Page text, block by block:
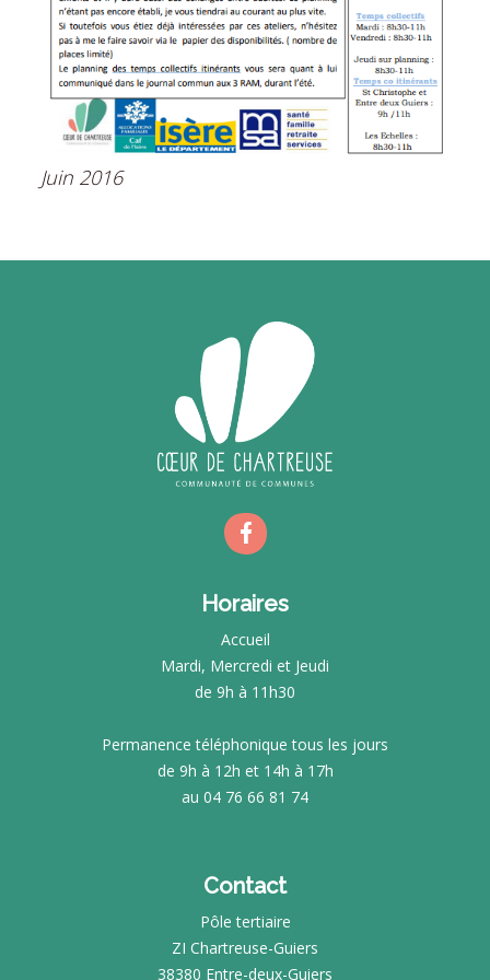
Juin 2016
Horaires
Accueil
Mardi, Mercredi et Jeudi
de 9h à 11h30
Permanence téléphonique tous les jours
de 9h à 12h et 14h à 17h
au 04 76 66 81 74
Contact
Pôle tertiaire
ZI Chartreuse-Guiers
38380 Entre-deux-Guiers